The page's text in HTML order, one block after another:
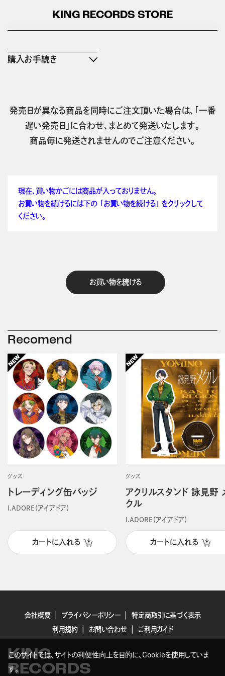
KING RECORDS STORE
購入お手続き
発売日が異なる商品を同時にご注文頂いた場合は、「一番
遅い発売日」に合わせ、まとめて発送いたします。
商品毎に発送されませんのでご注意ください。
現在、買い物かごには商品が入っておりません。
お買い物を続けるには下の 「お買い物を続ける」 をクリックして
ください。
お買い物を続ける
Recomend
グッズ
トレーディング缶バッジ
I.ADORE（アイアドア）
カートに入れる
グッズ
アクリルスタンド 詠見野
クル
I.ADORE（アイアドア）
カートに入れる
会社概要 プライバシーポリシー
特定商取引に基づく表示
利用規約
お問い合わせ ご利用ガイド
KING
RECORDS
このサイトでは、サイトの利便性向上を目的に、Cookieを使用していま
す。